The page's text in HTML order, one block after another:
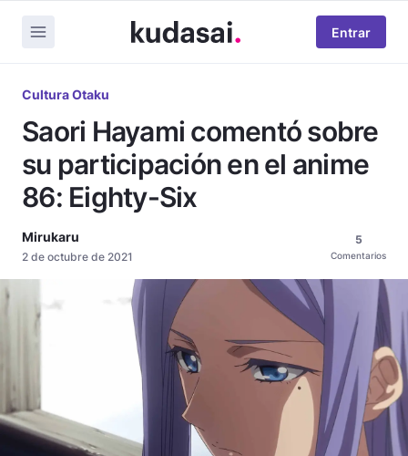
Entrar
Cultura Otaku
Saori Hayami comentó sobre
su participación en el anime
86: Eighty-Six
Mirukaru
2 de octubre de 2021
5
Comentarios